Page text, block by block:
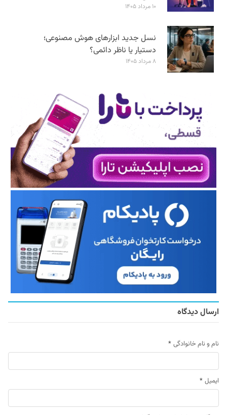
۱۰ مرداد ۱۴۰۵
نسل جدید ابزارهای هوش مصنوعی؛
دستیار یا ناظر دائمی؟
۸ مرداد ۱۴۰۵
ارسال دیدگاه
نام و نام خانوادگی *
ایمیل *